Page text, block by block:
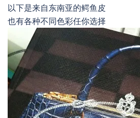
以下是来自东南亚的鳄鱼皮
也有各种不同色彩任你选择